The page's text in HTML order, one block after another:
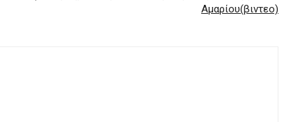
Αμαρίου(βιντεο)